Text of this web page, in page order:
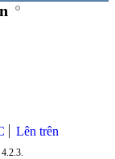
Lên trên